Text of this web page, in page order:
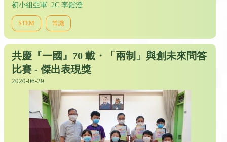
初小組亞軍 2C 李鎧澄
STEM 常識
共慶『一國』70 載・「兩制」與創未來問答
比賽 - 傑出表現獎
2020-06-29